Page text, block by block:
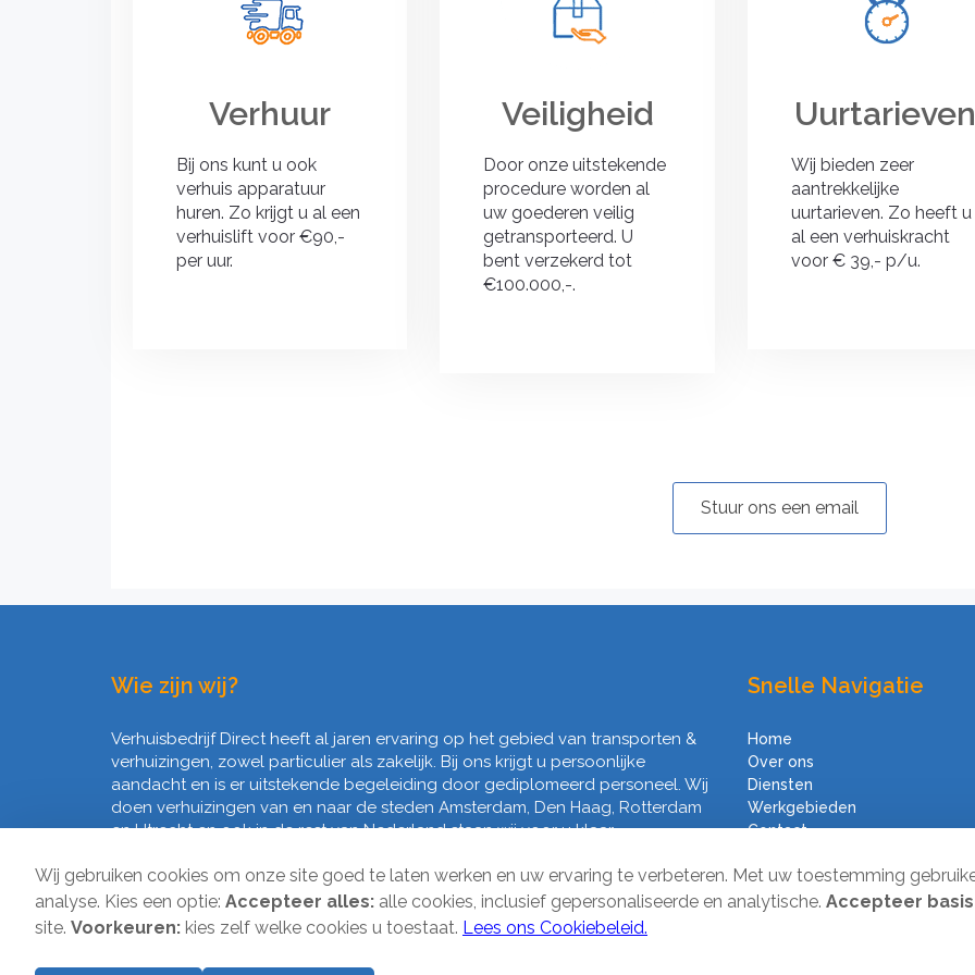
Wij gebruiken cookies om onze site goed te laten werken en uw ervaring te verbeteren. Met uw toestemming
analyse. Kies een optie: Accepteer alles: alle cookies, inclusief gepersonaliseerde en analytische. Accepteer
site. Voorkeuren: kies zelf welke cookies u toestaat. Lees ons Cookiebeleid.
Verhuur
Bij ons kunt u ook
verhuis apparatuur
huren. Zo krijgt u al een
verhuislift voor €90,-
per uur.
Veiligheid
Door onze uitstekende
procedure worden al
uw goederen veilig
getransporteerd. U
bent verzekerd tot
€100.000,-.
Uurtarieven
Wij bieden zeer
aantrekkelijke
uurtarieven. Zo heeft u
al een verhuiskracht
voor € 39,- p/u.
Stuur ons een email
Wie zijn wij?
Verhuisbedrijf Direct heeft al jaren ervaring op het gebied van transporten &
verhuizingen, zowel particulier als zakelijk. Bij ons krijgt u persoonlijke
aandacht en is er uitstekende begeleiding door gediplomeerd personeel. Wij
doen verhuizingen van en naar de steden Amsterdam, Den Haag, Rotterdam
en Utrecht en ook in de rest van Nederland staan wij voor u klaar.
Snelle Navigatie
Home
Over ons
Diensten
Werkgebieden
Contact